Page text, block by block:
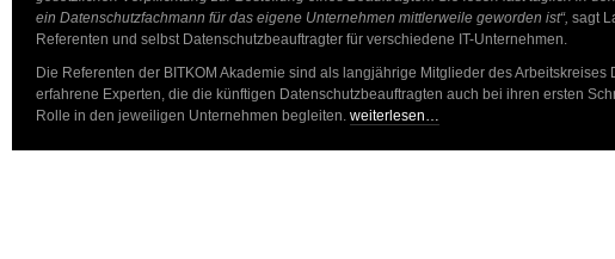
ein Datenschutzfachmann für das eigene Unternehmen mittlerweile geworden ist“, sagt
Referenten und selbst Datenschutzbeauftragter für verschiedene IT-Unternehmen.
Die Referenten der BITKOM Akademie sind als langjährige Mitglieder des Arbeitskreises
erfahrene Experten, die die künftigen Datenschutzbeauftragten auch bei ihren ersten
Rolle in den jeweiligen Unternehmen begleiten. weiterlesen…